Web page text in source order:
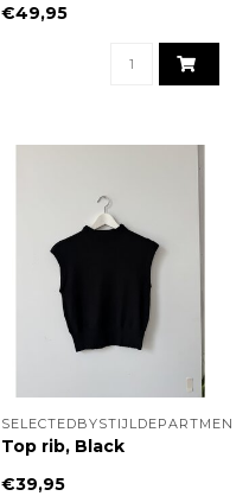
€49,95
SELECTEDBYSTIJLDEPARTMENT
Top rib, Black
€39,95